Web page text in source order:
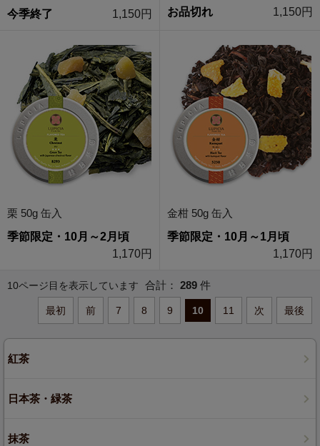
今季終了 1,150円 お品切れ 1,150円
栗 50g 缶入
季節限定・10月～2月頃
1,170円
金柑 50g 缶入
季節限定・10月～1月頃
1,170円
10ページ目を表示しています 合計： 289 件
最初 前 7 8 9 10 11 次 最後
紅茶
日本茶・緑茶
抹茶